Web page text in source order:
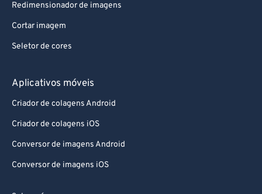
Redimensionador de imagens
Cortar imagem
Seletor de cores
Aplicativos móveis
Criador de colagens Android
Criador de colagens iOS
Conversor de imagens Android
Conversor de imagens iOS